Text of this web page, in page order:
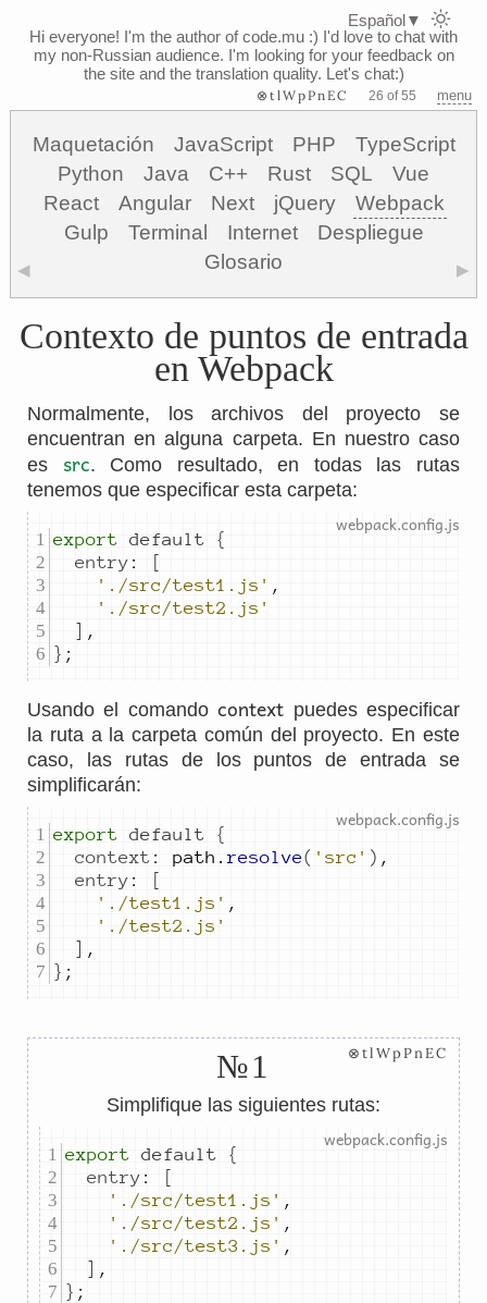
Hi everyone! I'm the author of code.mu :) I'd love to chat with
my non-Russian audience. I'm looking for your feedback on
the site and the translation quality. Let's chat:)
⊗tlWpPnEC 26 of 55 menu
Maquetación JavaScript PHP
TypeScript
Python
Java C++ Rust SQL
Vue
React
Angular Next jQuery
Webpack
Gulp
Terminal Internet
Despliegue
Glosario
◀ ▶
Contexto de puntos de entrada
en Webpack
Normalmente, los archivos del proyecto se
encuentran en alguna carpeta. En nuestro caso
es src. Como resultado, en todas las rutas
tenemos que especificar esta carpeta:
export default
{
entry :
[
'./src/test1.js' ,
'./src/test2.js'
] ,
} ;
Usando el comandocontext puedes especificar
la ruta a la carpeta común del proyecto. En este
caso, las rutas de los puntos de entrada se
simplificarán:
export default
{
context : path . resolve( 'src' ) ,
entry :
[
'./test1.js' ,
'./test2.js'
] ,
} ;
№1 ⊗tlWpPnEC
Simplifique las siguientes rutas:
export default
{
entry :
[
'./src/test1.js' ,
'./src/test2.js' ,
'./src/test3.js' ,
] ,
} ;
Español▼